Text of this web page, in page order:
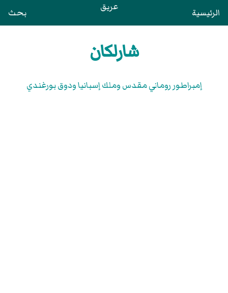
الرئيسية عريق بحث
شارلكان
إمبراطور روماني مقدس وملك إسبانيا ودوق بورغندي